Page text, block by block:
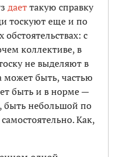
даеттакую справку
тоскуют еще и по
с
коллективе, в
не выделяют в
может быть, частью
быть и в норме —
быть небольшой по
Как,